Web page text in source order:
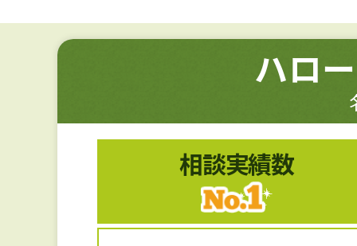
ハロ
相談実績数